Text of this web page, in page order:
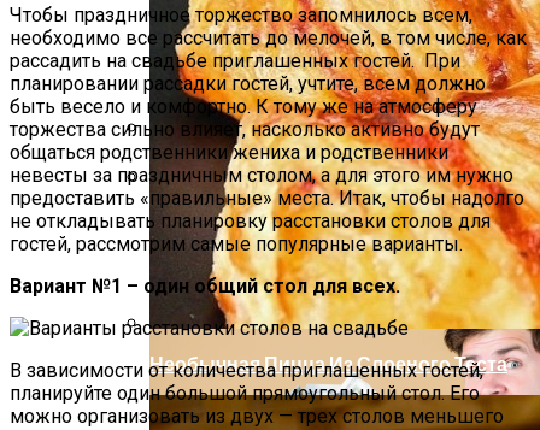
Как Повторно Использовать Воду
После Варки Риса
Почему Нельзя Вырывать Седые
Волосы И Как Замаскировать Седину
Без Окрашивания
Необычная Пицца Из Слоеного Теста
Чтобы праздничное торжество запомнилось всем,
необходимо все рассчитать до мелочей, в том числе, как
рассадить на свадьбе приглашенных гостей. При
планировании рассадки гостей, учтите, всем должно
быть весело и комфортно. К тому же на атмосферу
торжества сильно влияет, насколько активно будут
общаться родственники жениха и родственники
невесты за праздничным столом, а для этого им нужно
предоставить «правильные» места. Итак, чтобы надолго
не откладывать планировку расстановки столов для
гостей, рассмотрим самые популярные варианты.
Вариант №1 – один общий стол для всех.
В зависимости от количества приглашенных гостей,
планируйте один большой прямоугольный стол. Его
можно организовать из двух — трех столов меньшего